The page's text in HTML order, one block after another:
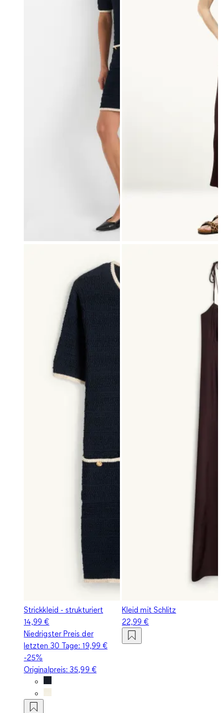
Strickkleid - strukturiert
14,99 €
Niedrigster Preis der
letzten 30 Tage:19,99 €
-25%
Originalpreis:35,99 €
Kleid mit Schlitz
22,99 €